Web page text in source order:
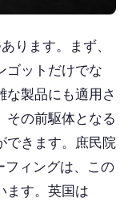
ります。まず、
ゴットだけでな
な製品にも適用さ
その前駆体となる
できます。庶民院
フィングは、この
ます。英国は